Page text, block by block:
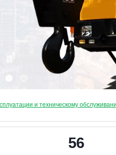
и техническому
56